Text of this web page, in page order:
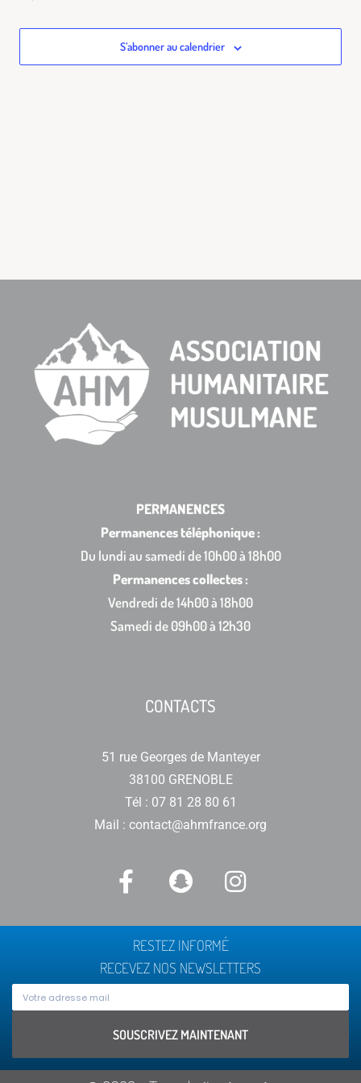
vues
S’abonner au calendrier
PERMANENCES
Permanences téléphonique :
Du lundi au samedi de 10h00 à 18h00
Permanences collectes :
Vendredi de 14h00 à 18h00
Samedi de 09h00 à 12h30
CONTACTS
51 rue Georges de Manteyer
38100 GRENOBLE
Tél : 07 81 28 80 61
Mail : contact@ahmfrance.org
RESTEZ INFORMÉ
RECEVEZ NOS NEWSLETTERS
SOUSCRIVEZ MAINTENANT
Alternative: